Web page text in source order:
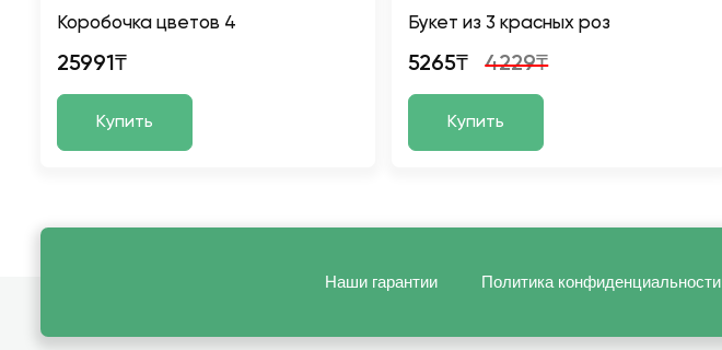
Коробочка цветов 4
25991₸
Купить
Букет из 3 красных роз
5265₸ 4229₸
Купить
Наши гарантии Политика конфиденциальности